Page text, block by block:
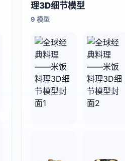
理3D细节模型
9 模型